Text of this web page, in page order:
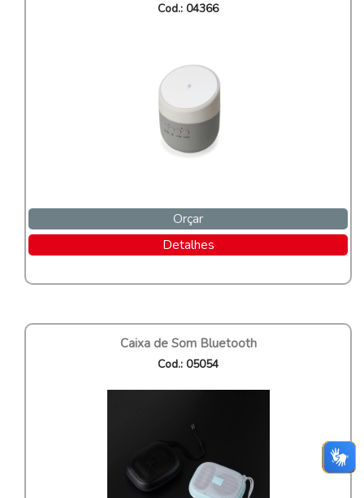
Cod.: 04366
Orçar
Detalhes
Caixa de Som Bluetooth
Cod.: 05054